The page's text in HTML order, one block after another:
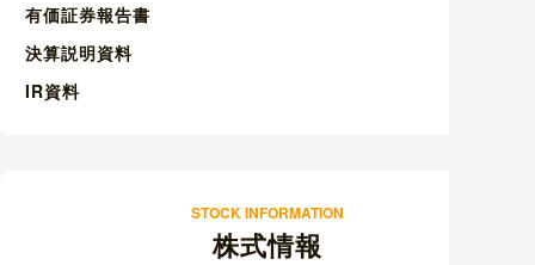
有価証券報告書
決算説明資料
IR資料
STOCK INFORMATION
株式情報